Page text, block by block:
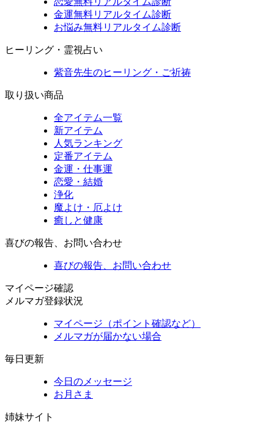
金運無料リアルタイム診断
お悩み無料リアルタイム診断
ヒーリング・霊視占い
紫音先生のヒーリング・ご祈祷
取り扱い商品
全アイテム一覧
新アイテム
人気ランキング
定番アイテム
金運・仕事運
恋愛・結婚
浄化
魔よけ・厄よけ
癒しと健康
喜びの報告、お問い合わせ
喜びの報告、お問い合わせ
マイページ確認
メルマガ登録状況
マイページ（ポイント確認など）
メルマガが届かない場合
毎日更新
今日のメッセージ
お月さま
姉妹サイト